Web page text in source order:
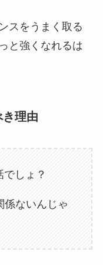
スをうまく取る
と強くなれるは
理由
でしょ？
係ないんじゃ